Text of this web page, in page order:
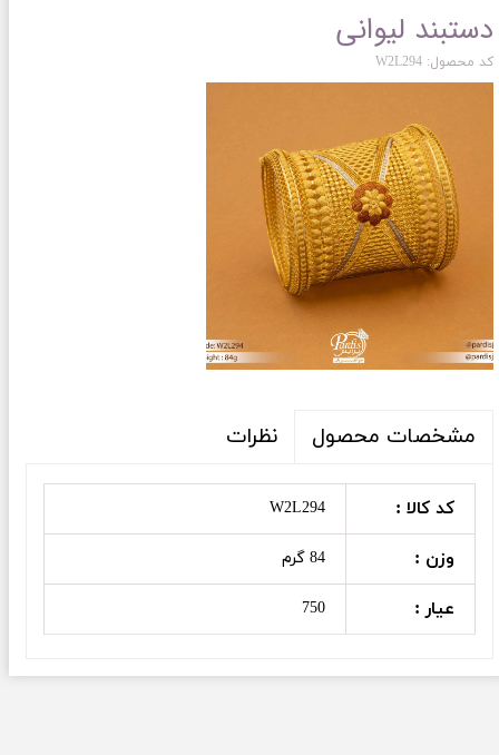
دستبند لیوانی
کد محصول: W2L294
مشخصات محصول نظرات
کد کالا : W2L294
وزن : 84 گرم
عیار : 750